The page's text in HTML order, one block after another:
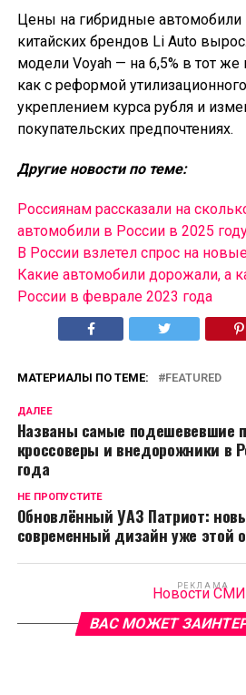
Цены на гибридные автомобили
китайских брендов Li Auto
модели Voyah — на 6,5% в тот же
как с реформой
укреплением курса рубля и
покупательских предпочтениях.
Другие новости по теме:
Россиянам рассказали на
автомобили в России в 2025
В России взлетел спрос на
Какие автомобили дорожали, а
России в феврале 2023 года
МАТЕРИАЛЫ ПО ТЕМЕ: FEATURED
ДАЛЕЕ
Названы самые подешевевшие
кроссоверы и внедорожники в
года
НЕ ПРОПУСТИТЕ
Обновлённый УАЗ Патриот:
современный дизайн уже этой
РЕКЛАМА
Новости
ВАС МОЖЕТ